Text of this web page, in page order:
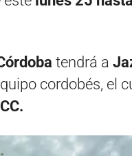
tendrá a
cordobés, el